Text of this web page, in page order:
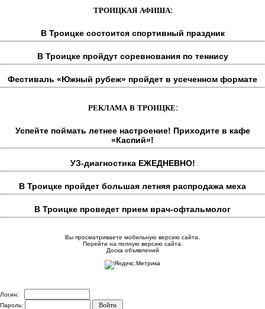
ТРОИЦКАЯ АФИША:
В Троицке состоится спортивный праздник
В Троицке пройдут соревнования по теннису
Фестиваль «Южный рубеж» пройдет в усеченном формате
РЕКЛАМА В ТРОИЦКЕ:
Успейте поймать летнее настроение! Приходите в кафе
«Каспий»!
УЗ-диагностика ЕЖЕДНЕВНО!
В Троицке пройдет большая летняя распродажа меха
В Троицке проведет прием врач-офтальмолог
Вы просматриваете мобильную версию сайта.
Перейти на полную версию сайта.
Доска объявлений
Логин:
Пароль: